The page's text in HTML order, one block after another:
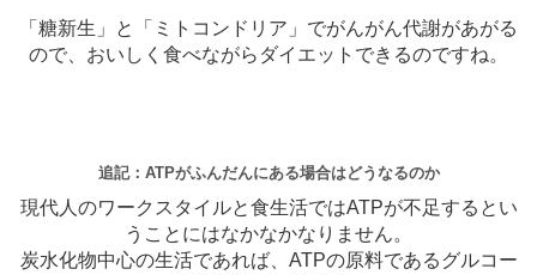
「糖新生」と「ミトコンドリア」でがんがん代謝があがる
ので、おいしく食べながらダイエットできるのですね。
追記：ATPがふんだんにある場合はどうなるのか
現代人のワークスタイルと食生活ではATPが不足するとい
うことにはなかなかなりません。
炭水化物中心の生活であれば、ATPの原料であるグルコー